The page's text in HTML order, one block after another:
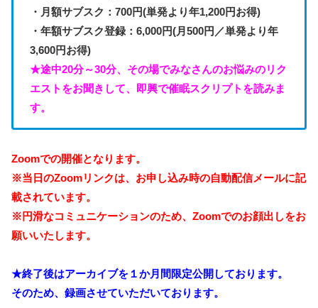
・月額サブスク：700円(単発より年1,200円お得)
・年額サブスク登録：6,000円(月500円／単発より年
3,600円お得)
★途中20分～30分、その場でみなさんのお悩みのリク
エストをお聞きして、即興で催眠スクリプトを読みま
す。
Zoomでの開催となります。
※当日のZoomリンクは、お申し込み時の自動配信メールに記
載されています。
※円滑なコミュニケーションのため、Zoomでのお顔出しをお
願いいたします。
★終了後はアーカイブを１か月間限定公開しております。
そのため、録画させていただいております。